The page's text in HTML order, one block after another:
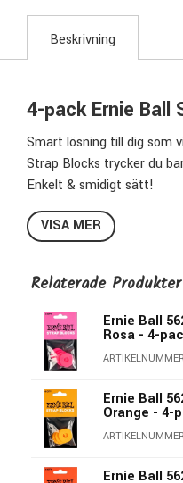
Beskrivning
4-pack Ernie Ball
Smart lösning till dig som
Strap Blocks trycker du
Enkelt & smidigt sätt!
Strapblocks 5618 Lila:
Håller axelbandet på plats
VISA MER
Relaterade Produkter
Ernie Ball
Rosa - 4-
Ernie Ball
Orange - 4-
Ernie Ball